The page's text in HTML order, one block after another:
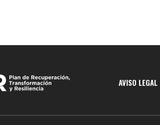
AVISO LEGAL